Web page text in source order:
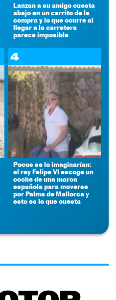
Lanzan a su amigo cuesta
abajo en un carrito de la
compra y lo que ocurre al
llegar a la carretera
parece imposible
4
Pocos se lo imaginarían:
el rey Felipe VI escoge un
coche de una marca
española para moverse
por Palma de Mallorca y
esto es lo que cuesta